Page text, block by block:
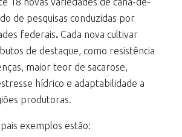
de pesquisas conduzidas por
federais.Cada nova cultivar
de destaque, como resistência
maior teor de sacarose,
hídrico e adaptabilidade a
produtoras.
exemplos estão: